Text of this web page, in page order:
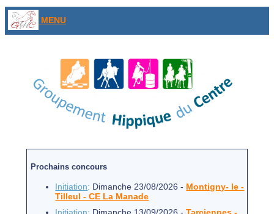
MENU
Prochains concours
Initiation: Dimanche 23/08/2026 - Montigny- le -
Tilleul - CE La Manade
Initiation: Dimanche 13/09/2026 -Tarciennes -